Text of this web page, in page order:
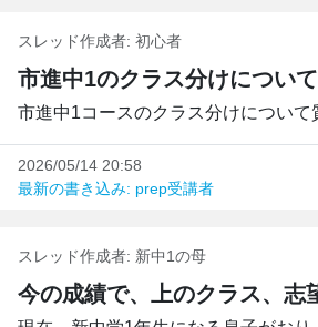
スレッド作成者: 初心者
市進中1のクラス分けについて
2026/05/14 20:58
最新の書き込み: prep受講者
スレッド作成者: 新中1の母